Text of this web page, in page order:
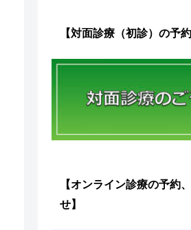
【対面診療（初診）の予約
【オンライン診療の予約
せ】